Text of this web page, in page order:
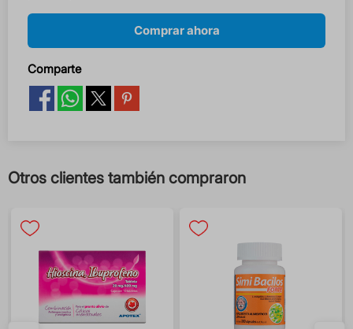
Comprar ahora
Comparte
Otros clientes también compraron